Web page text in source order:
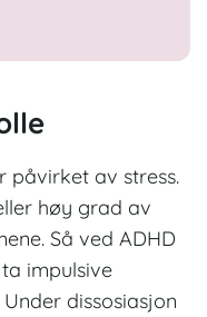
påvirket av stress.
høy grad av
Så ved ADHD
impulsive
dissosiasjon